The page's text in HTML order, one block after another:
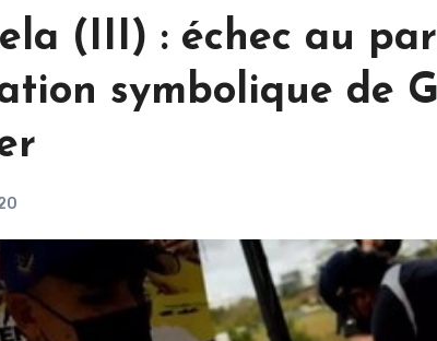
(III) : échec au
symbolique de